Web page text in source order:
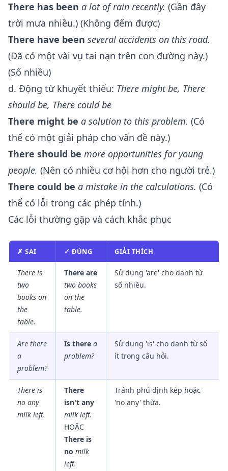
There has been a lot of rain recently. (Gần đây
trời mưa nhiều.) (Không đếm được)
There have been several accidents on this road.
(Đã có một vài vụ tai nạn trên con đường này.)
(Số nhiều)
d. Động từ khuyết thiếu: There might be, There
should be, There could be
There might be a solution to this problem. (Có
thể có một giải pháp cho vấn đề này.)
There should be more opportunities for young
people. (Nên có nhiều cơ hội hơn cho người trẻ.)
There could be a mistake in the calculations. (Có
thể có lỗi trong các phép tính.)
Các lỗi thường gặp và cách khắc phục
✗ SAI ✓ ĐÚNG GIẢI THÍCH
There is
two
books on
the
table.
There are
two books
on the
table.
Sử dụng 'are' cho danh từ
số nhiều.
Are there
a
problem?
Is there a
problem?
Sử dụng 'is' cho danh từ số
ít trong câu hỏi.
There is
no any
milk left.
There
isn't any
milk left.
HOẶC
There is
no milk
left.
Tránh phủ định kép hoặc
'no any' thừa.